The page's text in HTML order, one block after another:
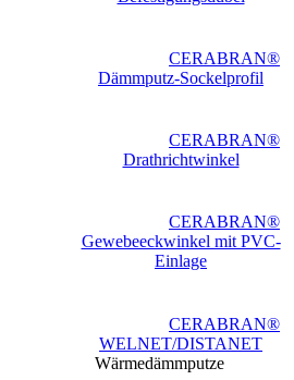
CERABRAN®
Dämmputz-Sockelprofil
CERABRAN®
Drathrichtwinkel
CERABRAN®
Gewebeeckwinkel mit PVC-
Einlage
CERABRAN®
WELNET/DISTANET
Wärmedämmputze